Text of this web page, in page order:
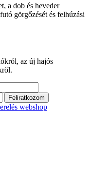
a dob és heveder
görgőzését és felhúzási
az új hajós
Feliratkozom